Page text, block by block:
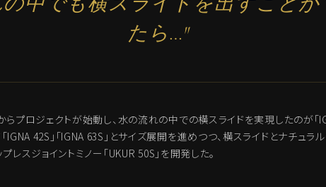
たら…"
プロジェクトが始動し、水の流れの中での横スライドを実現したのが「
「IGNA 42S」「IGNA 63S」とサイズ展開を進めつつ、横スライドとナチュラ
レスジョイントミノー「UKUR 50S」を開発した。